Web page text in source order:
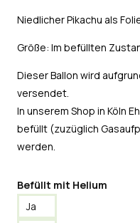
Niedlicher Pikachu als
Größe: Im befüllten
Dieser Ballon wird
versendet.
In unserem Shop in Köln
befüllt (zuzüglich
werden.
Befüllt mit Helium
Ja